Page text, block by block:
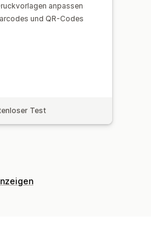
anpassen
und QR-Codes
Test